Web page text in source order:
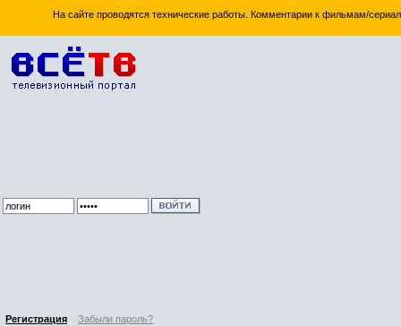
На сайте проводятся технические работы. Комментарии к фильмам/
Регистрация Забыли пароль?